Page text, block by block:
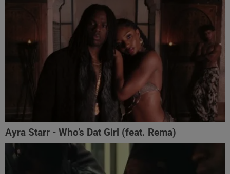
Ayra Starr - Who’s Dat Girl (feat. Rema)